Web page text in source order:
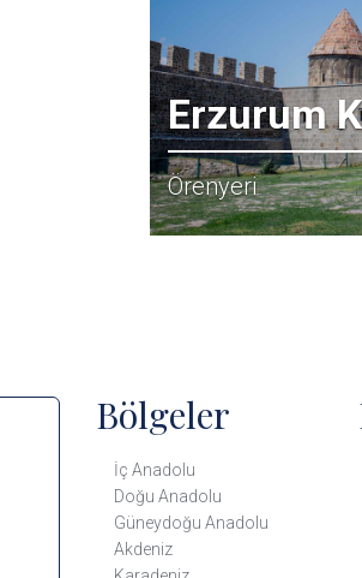
Erzurum
Örenyeri
Bölgeler
İç Anadolu
Doğu Anadolu
Güneydoğu Anadolu
Akdeniz